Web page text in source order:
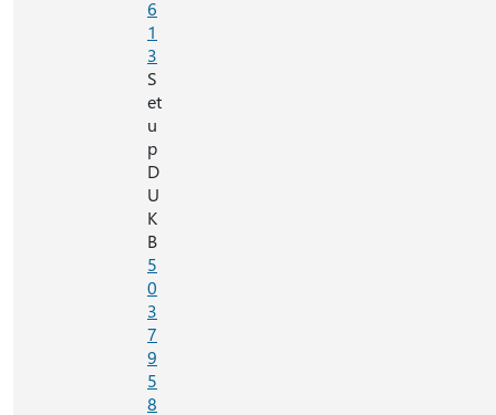
6
1
3
S
et
u
p
D
U
K
B
5
0
3
7
9
5
8